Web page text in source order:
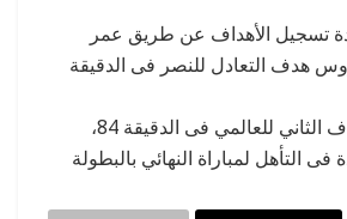
تسجيل الأهداف عن طريق عمر
هدف التعادل للنصر فى الدقيقة
وأدخل مارتينيز الهدف الثاني للعالمي فى الدقيقة 84،
التأهل لمباراة النهائي بالبطولة